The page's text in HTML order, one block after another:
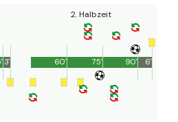
3'
2. Halbzeit
90'
60' 75' 6'